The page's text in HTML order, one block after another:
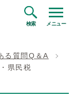
検索 メニュー
る質問Q＆A
県民税